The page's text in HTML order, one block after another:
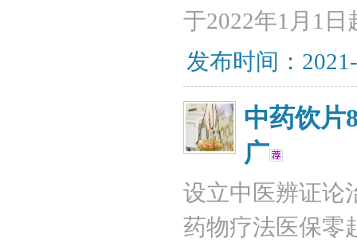
于2022年1月1
发布时间：
中药饮片
广
设立中医辨证论
药物疗法医保